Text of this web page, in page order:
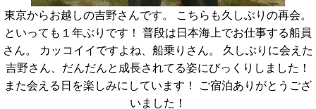
東京からお越しの吉野さんです。 こちらも久しぶりの再会。
といっても１年ぶりです！ 普段は日本海上でお仕事する船員
さん。 カッコイイですよね、船乗りさん。 久しぶりに会えた
吉野さん、だんだんと成長されてる姿にびっくりしました！
また会える日を楽しみにしています！ ご宿泊ありがとうござ
いました！